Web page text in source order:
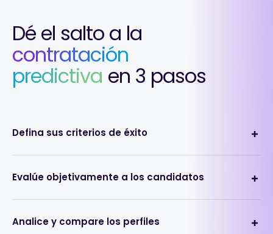
Dé el salto a la
contratación
predictiva en 3 pasos
Defina sus criterios de éxito
Evalúe objetivamente a los candidatos
Analice y compare los perfiles